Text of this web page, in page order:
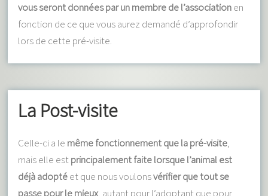
vous seront données par un membre de l’associationen
fonction de ce que vous aurez demandé d’approfondir
lors de cette pré-visite.
La Post-visite
Celle-ci a le même fonctionnement que la pré-visite,
mais elle estprincipalement faite lorsque l’animal est
déjà adoptéet que nous voulonsvérifier que tout se
passe pour le mieux, autant pour l’adoptant que pour